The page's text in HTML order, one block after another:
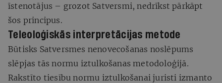
īstenotājus – grozot Satversmi, nedrīkst pārkāpt
šos principus.
Teleoloģiskās interpretācijas metode
Būtisks Satversmes nenovecošanas noslēpums
slēpjas tās normu iztulkošanas metodoloģijā.
Rakstīto tiesību normu iztulkošanai juristi izmanto